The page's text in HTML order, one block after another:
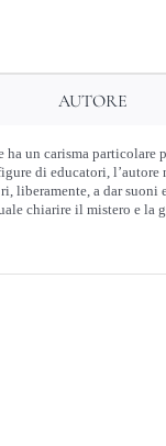
AUTORE
un carisma particolare
di educatori, l’autore
liberamente, a dar suoni
chiarire il mistero e la